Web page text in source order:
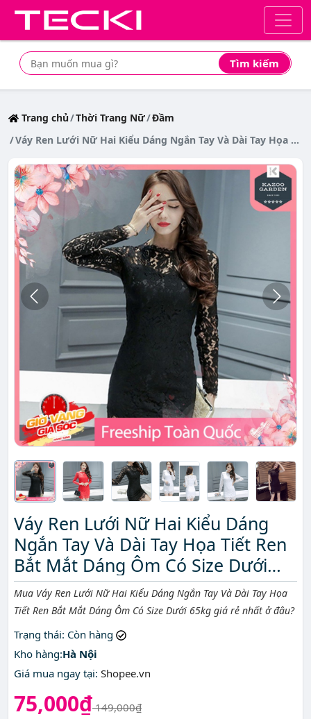
Tìm kiếm
Tìm mua sản phẩm giá rẻ nhất
Trang chủ Thời Trang Nữ Đầm
Váy Ren Lưới Nữ Hai Kiểu Dáng Ngắn Tay Và Dài Tay Họa Tiết Ren Bắt Mắt Dáng Ôm Có Size Dưới 65kg
Váy Ren Lưới Nữ Hai Kiểu Dáng
Ngắn Tay Và Dài Tay Họa Tiết Ren
Bắt Mắt Dáng Ôm Có Size Dưới
65kg
Mô tả ngắn
Mua Váy Ren Lưới Nữ Hai Kiểu Dáng Ngắn Tay Và Dài Tay Họa
Tiết Ren Bắt Mắt Dáng Ôm Có Size Dưới 65kg giá rẻ nhất ở đâu?
Trạng thái: Còn hàng
Kho hàng:Hà Nội
Giá mua ngay tại: Shopee.vn
75,000₫149,000₫